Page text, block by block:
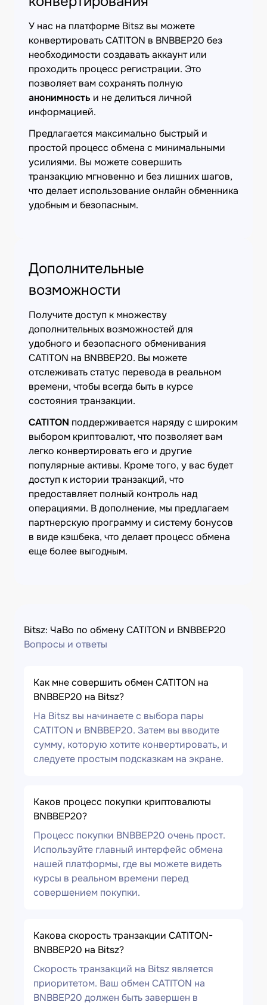
У нас на платформе Bitsz вы можете
конвертировать CATITON в BNBBEP20 без
необходимости создавать аккаунт или
проходить процесс регистрации. Это
позволяет вам сохранять полную
анонимность и не делиться личной
информацией.
Предлагается максимально быстрый и
простой процесс обмена с минимальными
усилиями. Вы можете совершить
транзакцию мгновенно и без лишних шагов,
что делает использование онлайн обменника
удобным и безопасным.
Дополнительные
возможности
Получите доступ к множеству
дополнительных возможностей для
удобного и безопасного обменивания
CATITON на BNBBEP20. Вы можете
отслеживать статус перевода в реальном
времени, чтобы всегда быть в курсе
состояния транзакции.
CATITON поддерживается наряду с широким
выбором криптовалют, что позволяет вам
легко конвертировать его и другие
популярные активы. Кроме того, у вас будет
доступ к истории транзакций, что
предоставляет полный контроль над
операциями. В дополнение, мы предлагаем
партнерскую программу и систему бонусов
в виде кэшбека, что делает процесс обмена
еще более выгодным.
Bitsz: ЧаВо по обмену CATITON и BNBBEP20
Вопросы и ответы
Как мне совершить обмен CATITON на
BNBBEP20 на Bitsz?
На Bitsz вы начинаете с выбора пары
CATITON и BNBBEP20. Затем вы вводите
сумму, которую хотите конвертировать, и
следуете простым подсказкам на экране.
Каков процесс покупки криптовалюты
BNBBEP20?
Процесс покупки BNBBEP20 очень прост.
Используйте главный интерфейс обмена
нашей платформы, где вы можете видеть
курсы в реальном времени перед
совершением покупки.
Какова скорость транзакции CATITON-
BNBBEP20 на Bitsz?
Скорость транзакций на Bitsz является
приоритетом. Ваш обмен CATITON на
BNBBEP20 должен быть завершен в